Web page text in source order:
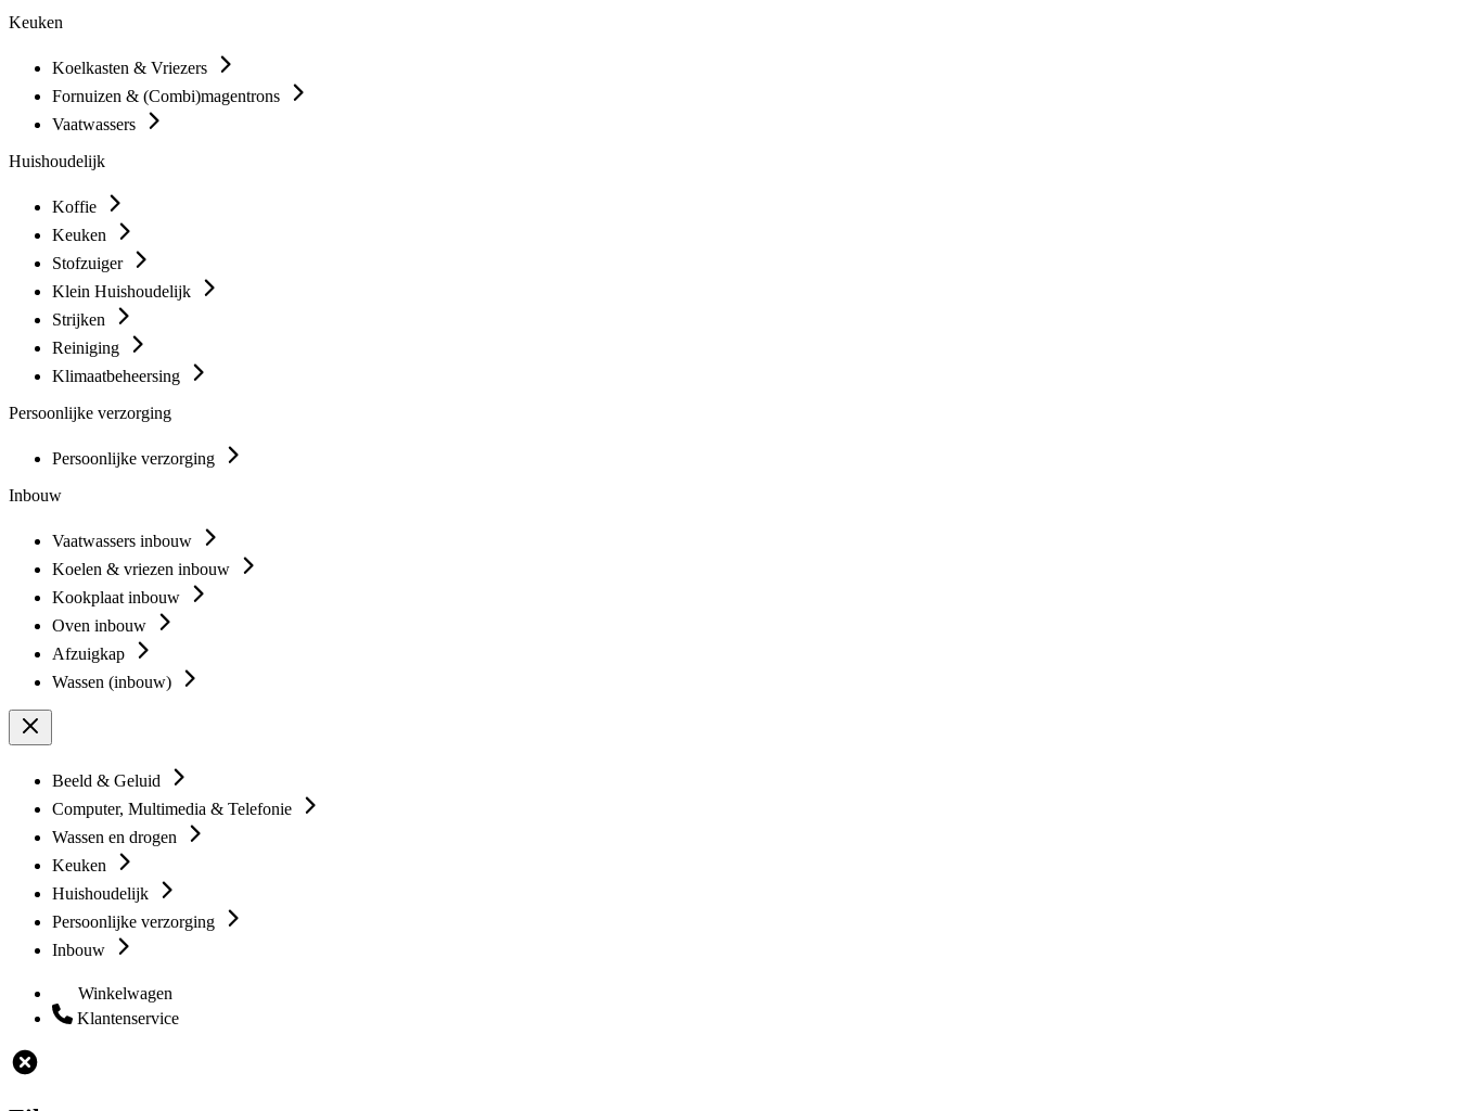
Keuken
Koelkasten & Vriezers
Fornuizen & (Combi)magentrons
Vaatwassers
Huishoudelijk
Koffie
Keuken
Stofzuiger
Klein Huishoudelijk
Strijken
Reiniging
Klimaatbeheersing
Persoonlijke verzorging
Persoonlijke verzorging
Inbouw
Vaatwassers inbouw
Koelen & vriezen inbouw
Kookplaat inbouw
Oven inbouw
Afzuigkap
Wassen (inbouw)
Beeld & Geluid
Computer, Multimedia & Telefonie
Wassen en drogen
Keuken
Huishoudelijk
Persoonlijke verzorging
Inbouw
Winkelwagen
Klantenservice